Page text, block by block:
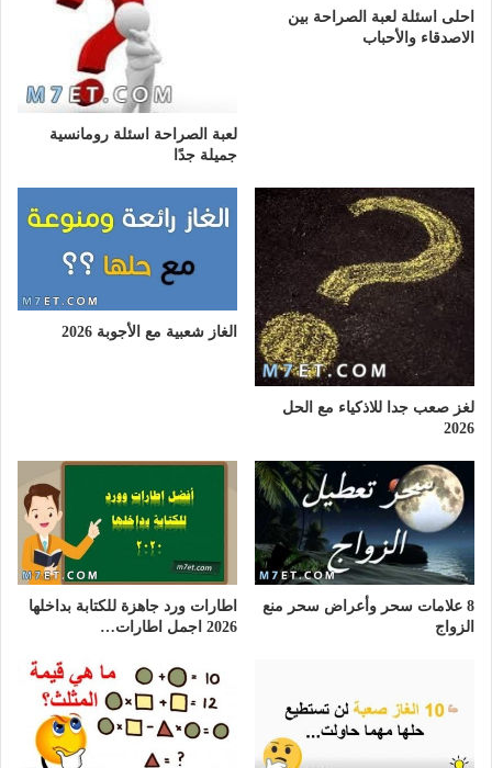
احلى اسئلة لعبة الصراحة بين
الاصدقاء والأحباب
لعبة الصراحة اسئلة رومانسية
جميلة جدًا
لغز صعب جدا للاذكياء مع الحل
2026
الغاز شعبية مع الأجوبة 2026
8 علامات سحر وأعراض سحر منع
الزواج
اطارات ورد جاهزة للكتابة بداخلها
2026 اجمل اطارات…